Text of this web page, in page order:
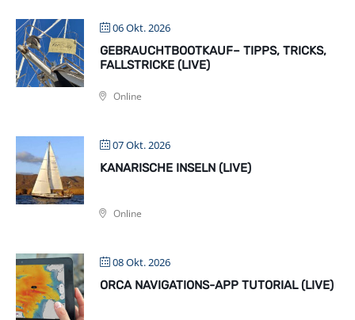
06 Okt. 2026
GEBRAUCHTBOOTKAUF– TIPPS, TRICKS,
FALLSTRICKE (LIVE)
Online
07 Okt. 2026
KANARISCHE INSELN (LIVE)
Online
08 Okt. 2026
ORCA NAVIGATIONS-APP TUTORIAL (LIVE)